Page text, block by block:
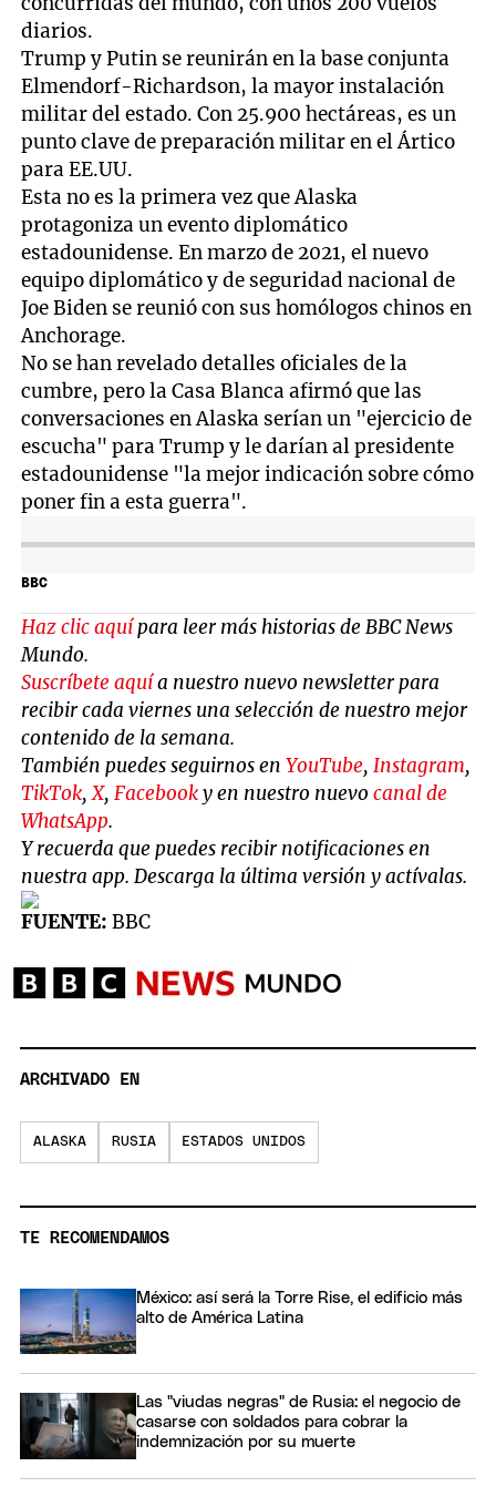
diarios.
Trump y Putin se reunirán en la base conjunta
Elmendorf-Richardson, la mayor instalación
militar del estado. Con 25.900 hectáreas, es un
punto clave de preparación militar en el Ártico
para EE.UU.
Esta no es la primera vez que Alaska
protagoniza un evento diplomático
estadounidense. En marzo de 2021, el nuevo
equipo diplomático y de seguridad nacional de
Joe Biden se reunió con sus homólogos chinos en
Anchorage.
No se han revelado detalles oficiales de la
cumbre, pero la Casa Blanca afirmó que las
conversaciones en Alaska serían un "ejercicio de
escucha" para Trump y le darían al presidente
estadounidense "la mejor indicación sobre cómo
poner fin a esta guerra".
BBC
Haz clic aquípara leer más historias de BBC News
Mundo.
Suscríbete aquía nuestro nuevo newsletter para
recibir cada viernes una selección de nuestro mejor
contenido de la semana.
También puedes seguirnos enYouTube,Instagram,
TikTok,X,Facebooky en nuestro nuevocanal de
WhatsApp.
Y recuerda que puedes recibir notificaciones en
nuestra app. Descarga la última versión y actívalas.
FUENTE: BBC
ARCHIVADO EN
ALASKA RUSIA ESTADOS UNIDOS
TE RECOMENDAMOS
México: así será la Torre Rise, el edificio más
alto de América Latina
Las "viudas negras" de Rusia: el negocio de
casarse con soldados para cobrar la
indemnización por su muerte